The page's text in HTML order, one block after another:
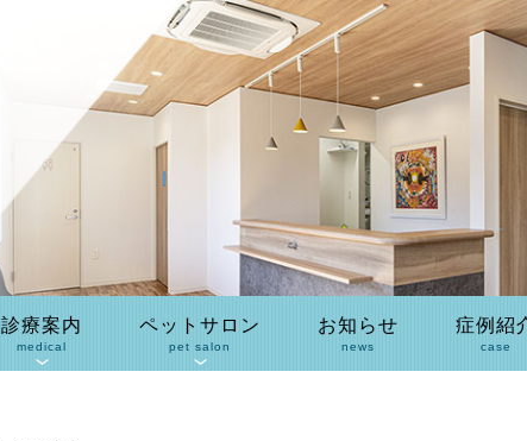
診療案内
medical
ペットサロン
pet salon
お知らせ
news
症例紹
case